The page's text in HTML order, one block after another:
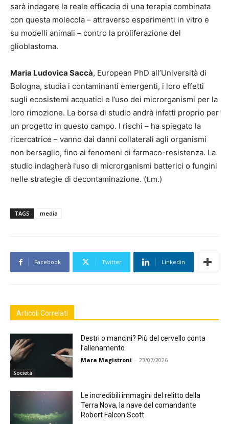
sarà indagare la reale efficacia di una terapia combinata
con questa molecola – attraverso esperimenti in vitro e
su modelli animali – contro la proliferazione del
glioblastoma.
Maria Ludovica Saccà, European PhD all’Università di
Bologna, studia i contaminanti emergenti, i loro effetti
sugli ecosistemi acquatici e l’uso dei microrganismi per la
loro rimozione. La borsa di studio andrà infatti proprio per
un progetto in questo campo. I rischi – ha spiegato la
ricercatrice – vanno dai danni collaterali agli organismi
non bersaglio, fino ai fenomeni di farmaco-resistenza. La
studio indagherà l’uso di microrganismi batterici o fungini
nelle strategie di decontaminazione. (t.m.)
TAGS media
Facebook Twitter Linkedin
Articoli Correlati
Società
Destri o mancini? Più del cervello conta
l’allenamento
Mara Magistroni - 23/07/2026
Le incredibili immagini del relitto della
Terra Nova, la nave del comandante
Robert Falcon Scott